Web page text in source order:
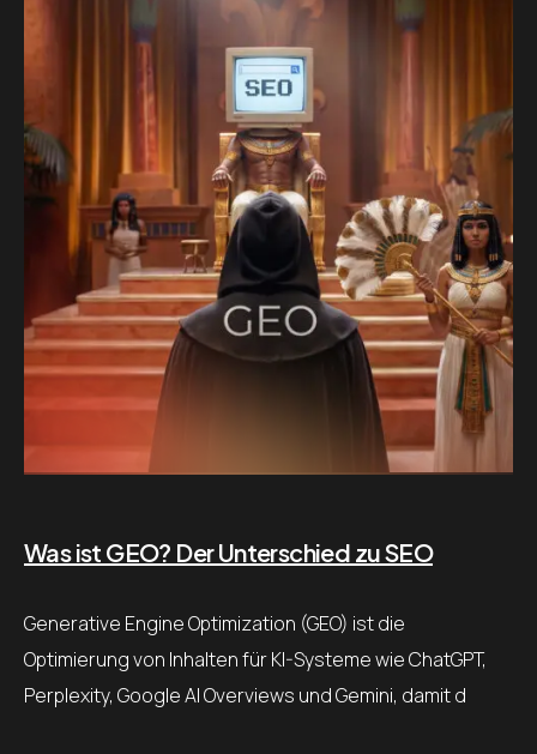
Was ist GEO? Der Unterschied zu SEO
Generative Engine Optimization (GEO) ist die
Optimierung von Inhalten für KI-Systeme wie ChatGPT,
Perplexity, Google AI Overviews und Gemini, damit d